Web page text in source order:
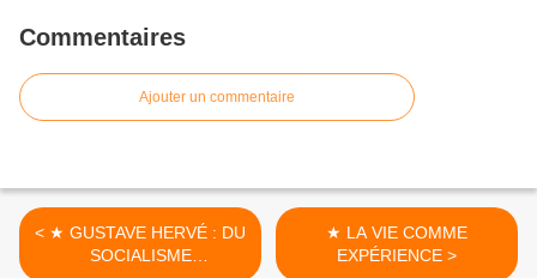
Commentaires
Ajouter un commentaire
< ★ GUSTAVE HERVÉ : DU
SOCIALISME
★ LA VIE COMME
EXPÉRIENCE >